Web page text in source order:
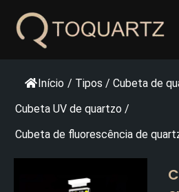
para
Início / Tipos / Cubeta de
Cubeta UV de quartzo /
Cubeta de fluorescência de